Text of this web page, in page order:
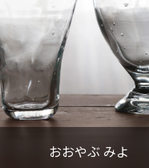
おおやぶ みよ